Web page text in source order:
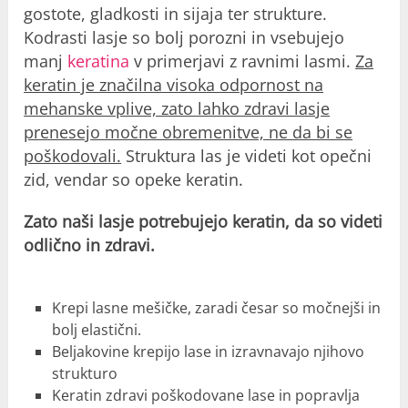
gostote, gladkosti in sijaja ter strukture.
Kodrasti lasje so bolj porozni in vsebujejo
manj keratina v primerjavi z ravnimi lasmi. Za
keratin je značilna visoka odpornost na
mehanske vplive, zato lahko zdravi lasje
prenesejo močne obremenitve, ne da bi se
poškodovali. Struktura las je videti kot opečni
zid, vendar so opeke keratin.
Zato naši lasje potrebujejo keratin, da so videti
odlično in zdravi.
Krepi lasne mešičke, zaradi česar so močnejši in
bolj elastični.
Beljakovine krepijo lase in izravnavajo njihovo
strukturo
Keratin zdravi poškodovane lase in popravlja